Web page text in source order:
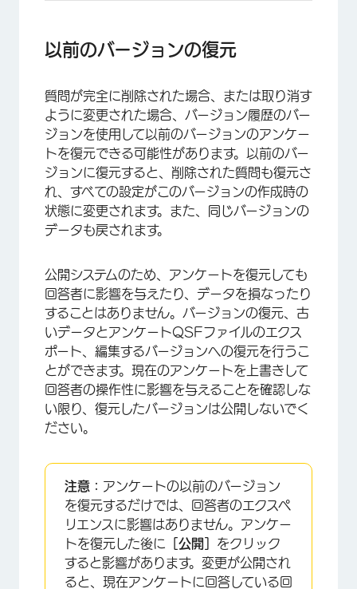
以前のバージョンの復元
質問が完全に削除された場合、または取り消す
ように変更された場合、バージョン履歴のバー
ジョンを使用して以前のバージョンのアンケー
トを復元できる可能性があります。以前のバー
ジョンに復元すると、削除された質問も復元さ
れ、すべての設定がこのバージョンの作成時の
状態に変更されます。また、同じバージョンの
データも戻されます。
公開システムのため、アンケートを復元しても
回答者に影響を与えたり、データを損なったり
することはありません。バージョンの復元、古
いデータとアンケートQSFファイルのエクス
ポート、編集するバージョンへの復元を行うこ
とができます。現在のアンケートを上書きして
回答者の操作性に影響を与えることを確認しな
い限り、復元したバージョンは公開しないでく
ださい。
注意： アンケートの以前のバージョン
を復元するだけでは、回答者のエクスペ
リエンスに影響はありません。アンケー
トを復元した後に
［公開］ をクリック
すると影響があります。変更が公開され
ると、現在アンケートに回答している回